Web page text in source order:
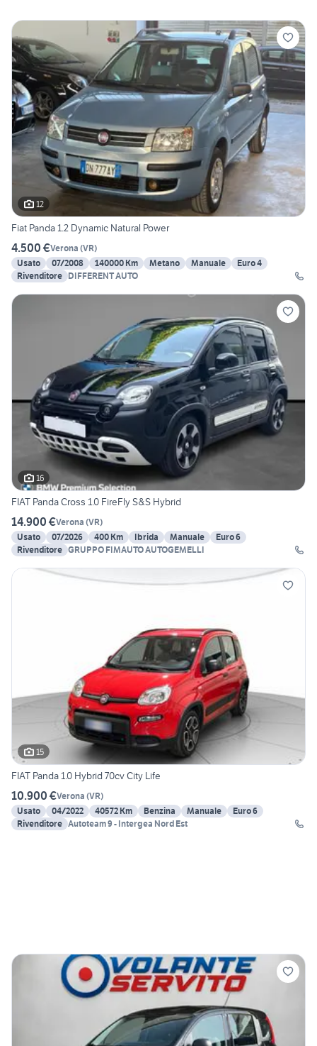
12
Fiat Panda 1.2 Dynamic Natural Power
4.500 €Verona (VR)
Usato
07/2008 140000 Km Metano Manuale
Euro 4
Rivenditore DIFFERENT AUTO
16
FIAT Panda Cross 1.0 FireFly S&S Hybrid
14.900 €Verona (VR)
Usato
07/2026 400 Km Ibrida Manuale
Euro 6
Rivenditore GRUPPO FIMAUTO AUTOGEMELLI
15
FIAT Panda 1.0 Hybrid 70cv City Life
10.900 €Verona (VR)
Usato
04/2022 40572 Km Benzina Manuale
Euro 6
Rivenditore Autoteam 9 - Intergea Nord Est